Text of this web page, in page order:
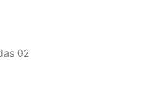
02